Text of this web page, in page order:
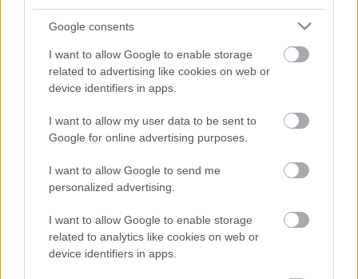
Google consents
I want to allow Google to enable storage
related to advertising like cookies on web or
device identifiers in apps.
I want to allow my user data to be sent to
Google for online advertising purposes.
I want to allow Google to send me
personalized advertising.
I want to allow Google to enable storage
related to analytics like cookies on web or
device identifiers in apps.
Újpest: NB I-es rivális rutinos
támadóját szemelték ki
NB I: A Puskás Akadémia támadója
Romániába tart, 1 millió eurót
NB I: Kitiltották a fiatalokat a kapu
elől, Böde vezetésével szárnyalnak a
30 felettiek az elit klubban